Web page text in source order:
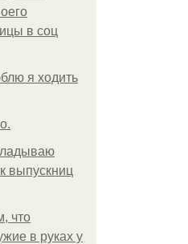
в соц
я ходить
выпускниц
что
в руках у